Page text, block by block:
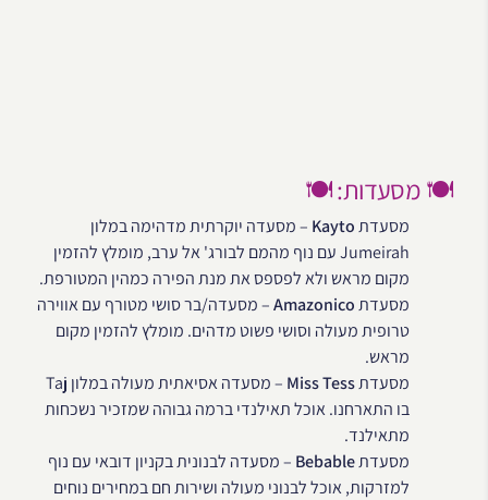
🍽️ מסעדות: 🍽️
מסעדתKayto – מסעדה יוקרתית מדהימה במלון
Jumeirah עם נוף מהמם לבורג' אל ערב, מומלץ להזמין
מקום מראש ולא לפספס את מנת הפירה כמהין המטורפת.
מסעדתAmazonico– מסעדה/בר סושי מטורף עם אווירה
טרופית מעולה וסושי פשוט מדהים. מומלץ להזמין מקום
מראש.
מסעדתMiss Tess
– מסעדה אסיאתית מעולה במלון Taj
בו התארחנו. אוכל תאילנדי ברמה גבוהה שמזכיר נשכחות
מתאילנד.
מסעדתBebable – מסעדה לבנונית בקניון דובאי עם נוף
למזרקות, אוכל לבנוני מעולה ושירות חם במחירים נוחים